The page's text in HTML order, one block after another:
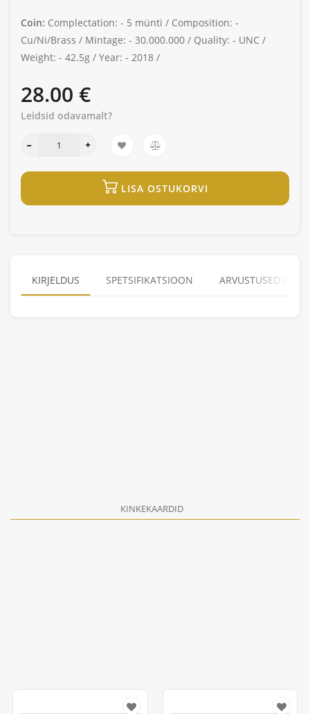
Coin: Complectation: - 5 münti / Composition: -
Cu/Ni/Brass / Mintage: - 30.000.000 / Quality: - UNC /
Weight: - 42.5g / Year: - 2018 /
28.00 €
Leidsid odavamalt?
LISA OSTUKORVI
KIRJELDUS SPETSIFIKATSIOON ARVUSTUSED (0)
KINKEKAARDID